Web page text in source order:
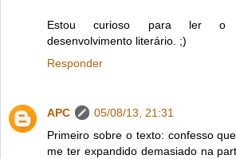
Estou curioso para ler o
desenvolvimento literário. ;)
Responder
APC
05/08/13, 21:31
Primeiro sobre o texto: confesso
me ter expandido demasiado na